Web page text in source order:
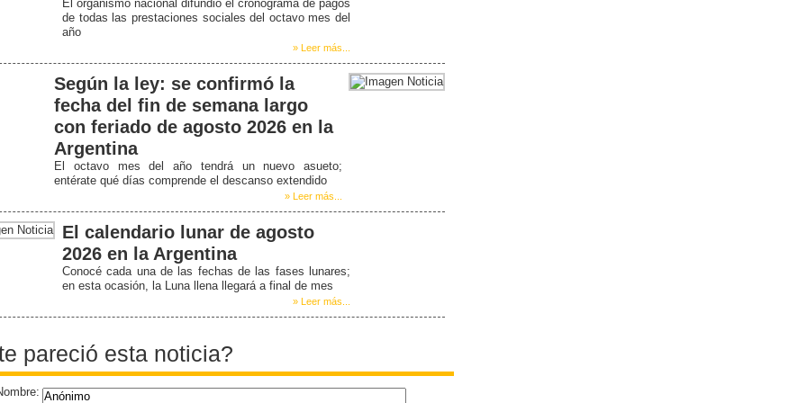
El organismo nacional difundió el cronograma de pagos
de todas las prestaciones sociales del octavo mes del
año
» Leer más...
Según la ley: se confirmó la
fecha del fin de semana largo
con feriado de agosto 2026 en la
Argentina
El octavo mes del año tendrá un nuevo asueto;
entérate qué días comprende el descanso extendido
» Leer más...
El calendario lunar de agosto
2026 en la Argentina
Conocé cada una de las fechas de las fases lunares;
en esta ocasión, la Luna llena llegará a final de mes
» Leer más...
pareció esta noticia?